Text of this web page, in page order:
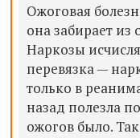
Ожоговая
она забирает из
Наркозы
перевязка —
только в
назад полезла
ожогов было.